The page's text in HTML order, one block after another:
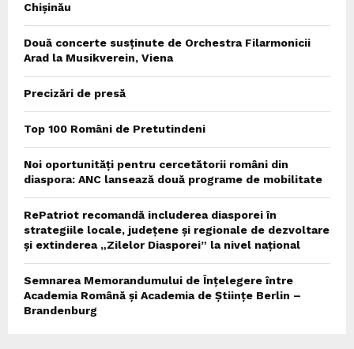
Chișinău
Două concerte susținute de Orchestra Filarmonicii
Arad la Musikverein, Viena
Precizări de presă
Top 100 Români de Pretutindeni
Noi oportunități pentru cercetătorii români din
diaspora: ANC lansează două programe de mobilitate
RePatriot recomandă includerea diasporei în
strategiile locale, județene și regionale de dezvoltare
și extinderea „Zilelor Diasporei” la nivel național
Semnarea Memorandumului de Înțelegere între
Academia Română și Academia de Științe Berlin –
Brandenburg